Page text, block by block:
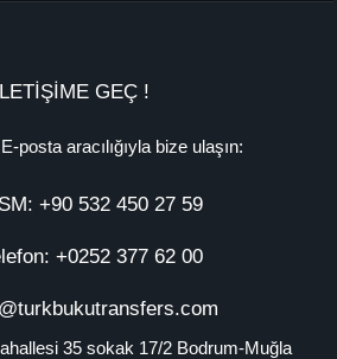
GEÇ !
posta aracılığıyla bize ulaşın:
+90 532 450 27 59
+0252 377 62 00
35 sokak 17/2 Bodrum-Muğla